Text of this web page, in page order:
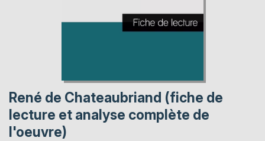
René de Chateaubriand (fiche de
lecture et analyse complète de
l'oeuvre)